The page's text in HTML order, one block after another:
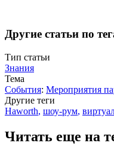
Другие статьи по
Тип статьи
Знания
Тема
События: Мероприятия
Другие теги
Haworth, шоу-рум,
Читать еще на